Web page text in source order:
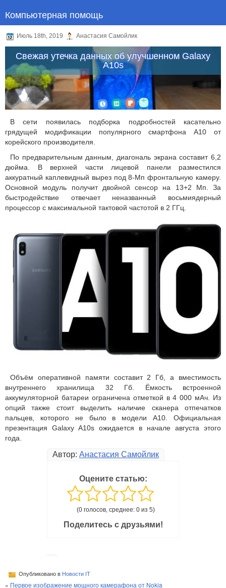
Компьютерная помощь
Июль 18th, 2019 Анастасия Самойлик
Свежая утечка данных об улучшенном Galaxy
A10s
В сети появилась подборка подробностей касательно
грядущей модификации популярного смартфона A10 от
корейского производителя.
По предварительным данным, диагональ экрана составит 6,2
дюйма. В верхней части лицевой панели разместился
аккуратный каплевидный вырез под 8-Мп фронтальную камеру.
Основной модуль получит двойной сенсор на 13+2 Мп. За
быстродействие отвечает неназванный восьмиядерный
процессор с максимальной тактовой частотой в 2 ГГц.
Объём оперативной памяти составит 2 Гб, а вместимость
внутреннего хранилища 32 Гб. Ёмкость встроенной
аккумуляторной батареи ограничена отметкой в 4 000 мАч. Из
опций также стоит выделить наличие сканера отпечатков
пальцев, которого не было в модели A10. Официальная
презентация Galaxy A10s ожидается в начале августа этого
года.
Автор: Анастасия Самойлик
Оцените статью:
(0 голосов, среднее: 0 из 5)
Поделитесь с друзьями!
Опубликовано в Новости IT
« Первое изображение мощного камерафона от Nokia